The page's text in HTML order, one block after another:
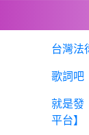
San_No_4- 好冷清~
棒球- 13/16 13/16
台灣法
歌詞吧
就是發
平台】